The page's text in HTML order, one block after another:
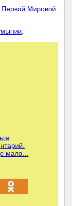
Первой Мировой
мало...